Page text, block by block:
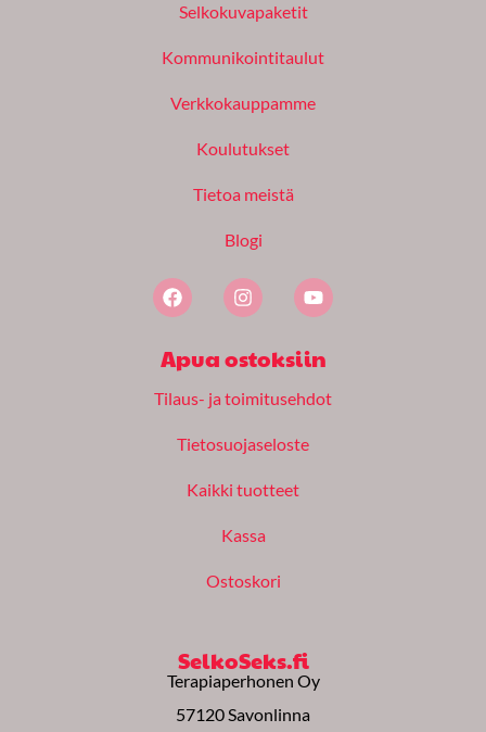
Selkokuvapaketit
Kommunikointitaulut
Verkkokauppamme
Koulutukset
Tietoa meistä
Blogi
F
a
b
o
I
n
a
r
m
Y
o
u
e
Apua ostoksiin
Tilaus- ja toimitusehdot
Tietosuojaseloste
Kaikki tuotteet
Kassa
Ostoskori
SelkoSeks.fi
Terapiaperhonen Oy
57120 Savonlinna